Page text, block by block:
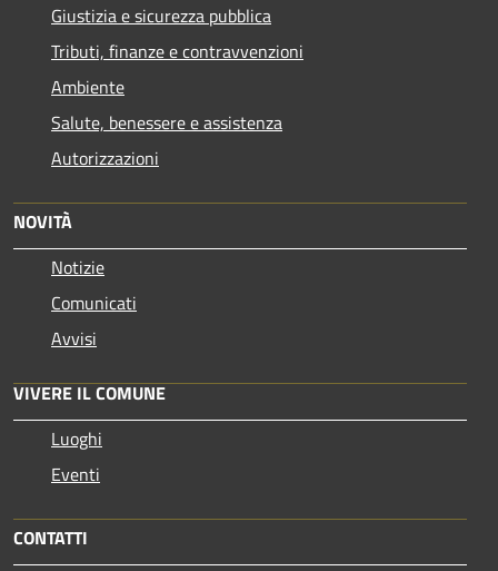
Giustizia e sicurezza pubblica
Tributi, finanze e contravvenzioni
Ambiente
Salute, benessere e assistenza
Autorizzazioni
NOVITÀ
Notizie
Comunicati
Avvisi
VIVERE IL COMUNE
Luoghi
Eventi
CONTATTI